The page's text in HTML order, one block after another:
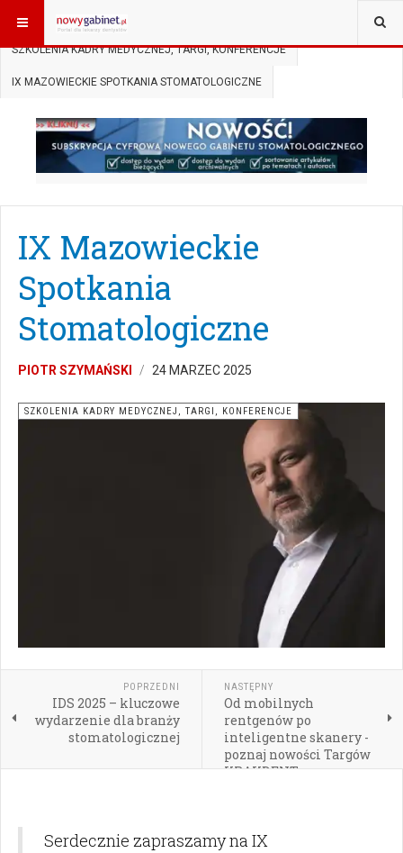
JESTEŚ TUTAJ: START
SZKOLENIA KADRY MEDYCZNEJ, TARGI, KONFERENCJE
IX MAZOWIECKIE SPOTKANIA STOMATOLOGICZNE
IX Mazowieckie
Spotkania
Stomatologiczne
PIOTR SZYMAŃSKI 24 MARZEC 2025
SZKOLENIA KADRY MEDYCZNEJ, TARGI, KONFERENCJE
POPRZEDNI
IDS 2025 – kluczowe
wydarzenie dla branży
stomatologicznej
NASTĘPNY
Od mobilnych
rentgenów po
inteligentne skanery -
poznaj nowości Targów
KRAKDENT
Serdecznie zapraszamy na IX